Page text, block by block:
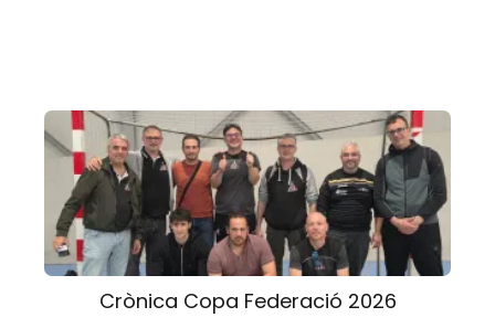
Crònica Copa Federació 2026